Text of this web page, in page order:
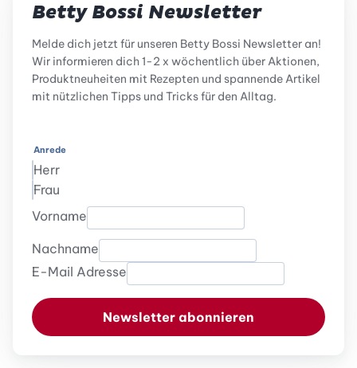
Betty Bossi Newsletter
Melde dich jetzt für unseren Betty Bossi Newsletter an!
Wir informieren dich 1-2 x wöchentlich über Aktionen,
Produktneuheiten mit Rezepten und spannende Artikel
mit nützlichen Tipps und Tricks für den Alltag.
Anrede
Herr
Frau
Vorname
Nachname
E-Mail Adresse
Newsletter abonnieren